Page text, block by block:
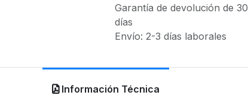
Garantía de devolución de 30
días
Envío: 2-3 días laborales
Información Técnica